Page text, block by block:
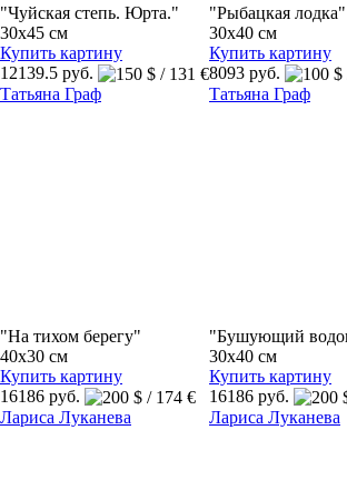
"Чуйская степь. Юрта."
30x45 см
Купить картину
12139.5 руб.
"Рыбацкая лодка"
30x40 см
Купить картину
8093 руб.
Татьяна Граф
"На тихом берегу"
40x30 см
Купить картину
16186 руб.
Татьяна Граф
"Бушующий
30x40 см
Купить картину
16186 руб.
Лариса Луканева
Лариса Луканева